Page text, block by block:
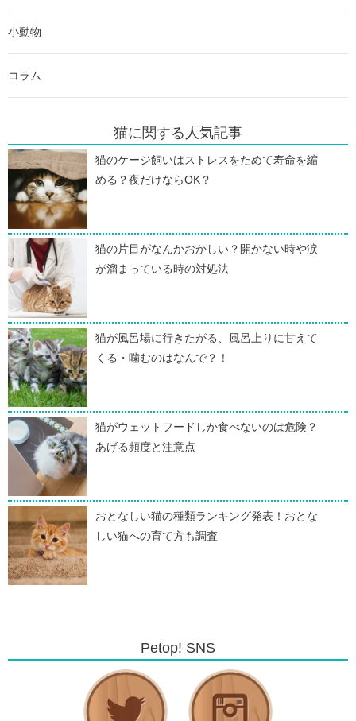
小動物
コラム
猫に関する人気記事
猫のケージ飼いはストレスをためて寿命を縮
める？夜だけならOK？
猫の片目がなんかおかしい？開かない時や涙
が溜まっている時の対処法
猫が風呂場に行きたがる、風呂上りに甘えて
くる・噛むのはなんで？！
猫がウェットフードしか食べないのは危険？
あげる頻度と注意点
おとなしい猫の種類ランキング発表！おとな
しい猫への育て方も調査
Petop! SNS